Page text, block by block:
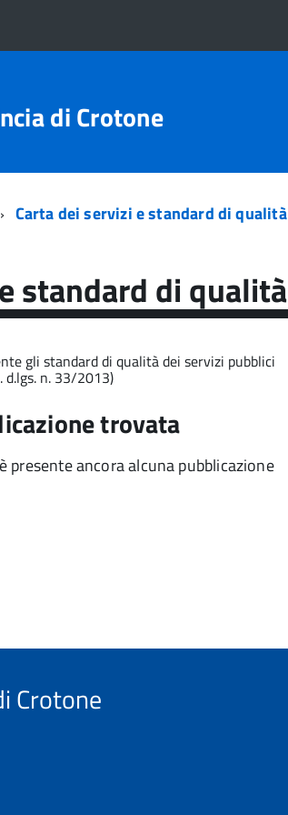
di Crotone
Carta dei servizi e standard di qualità
standard di qualità
gli standard di qualità dei servizi pubblici
d.lgs. n. 33/2013)
trovata
presente ancora alcuna pubblicazione
Crotone